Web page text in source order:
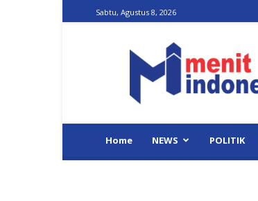
Sabtu, Agustus 8, 2026
Indonesia
Home NEWS POLITIK